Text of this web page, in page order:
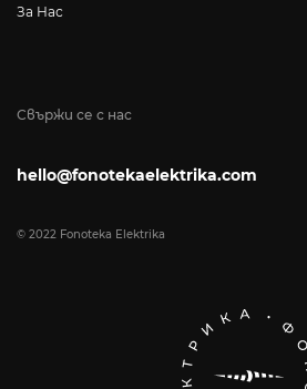
Свържи се с нас
hello@fonotekaelektrika.com
© 2022 Fonoteka Elektrika
За Нас